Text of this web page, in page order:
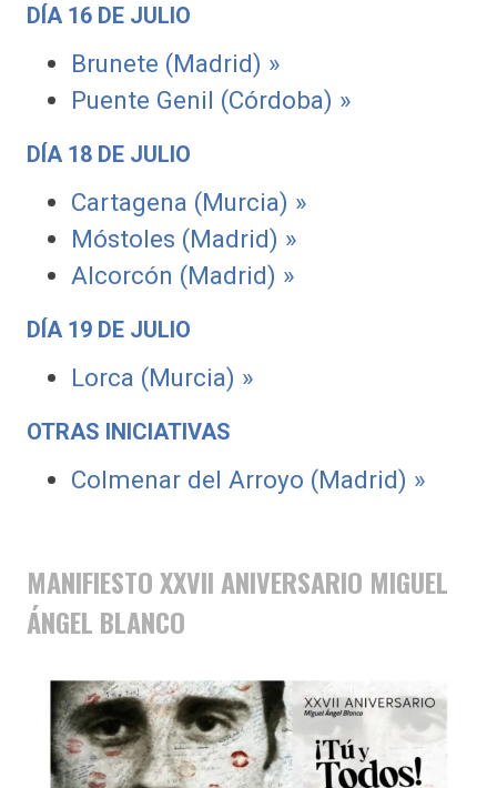
DÍA 16 DE JULIO
Brunete (Madrid) »
Puente Genil (Córdoba) »
DÍA 18 DE JULIO
Cartagena (Murcia) »
Móstoles (Madrid) »
Alcorcón (Madrid) »
DÍA 19 DE JULIO
Lorca (Murcia) »
OTRAS INICIATIVAS
Colmenar del Arroyo (Madrid) »
MANIFIESTO XXVII ANIVERSARIO MIGUEL
ÁNGEL BLANCO